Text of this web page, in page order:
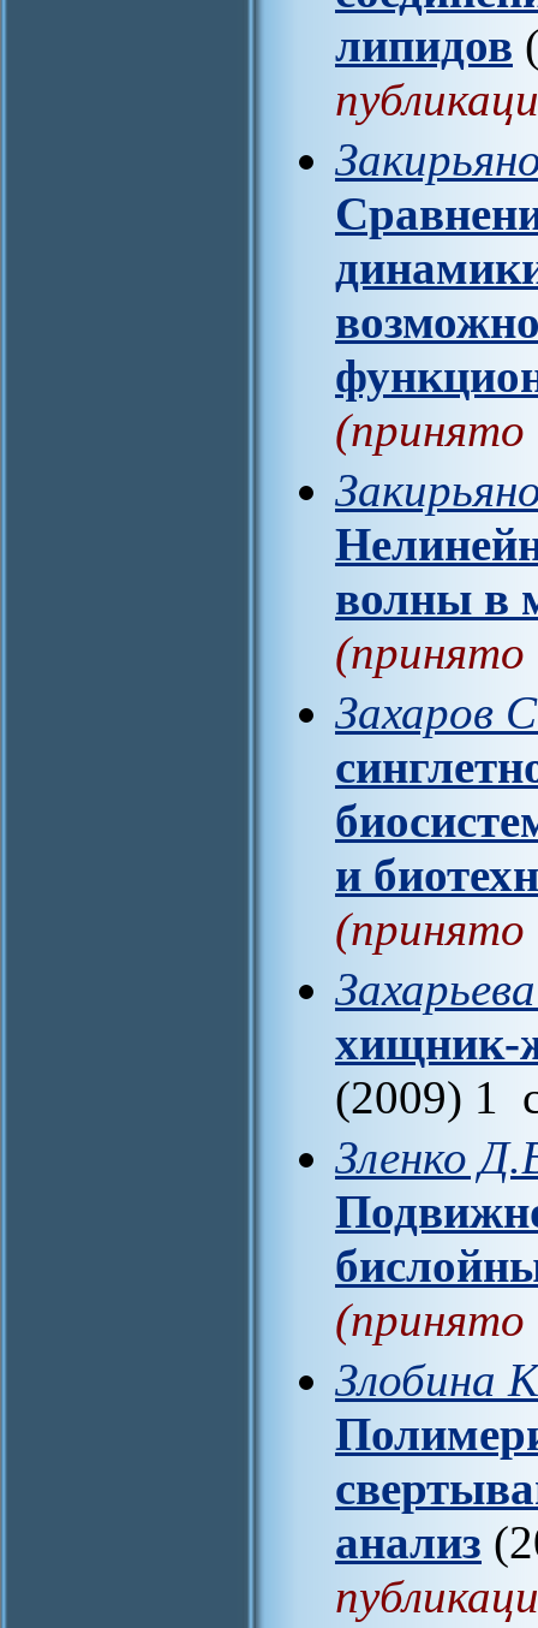
липидов
(принято
волны в
(принято
Захаров
и
(принято
хищник-
(2009) 1
Зленко
(принято
Злобина
анализ